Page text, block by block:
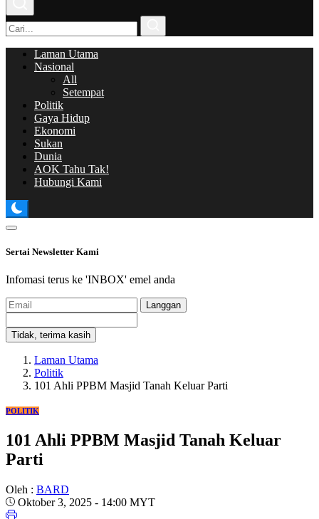
Laman Utama
Nasional
All
Setempat
Politik
Gaya Hidup
Ekonomi
Sukan
Dunia
AOK Tahu Tak!
Hubungi Kami
Sertai Newsletter Kami
Infomasi terus ke 'INBOX' emel anda
Langgan
Tidak, terima kasih
Laman Utama
Politik
101 Ahli PPBM Masjid Tanah Keluar Parti
POLITIK
101 Ahli PPBM Masjid Tanah Keluar
Parti
Oleh : BARD
Oktober 3, 2025 - 14:00 MYT